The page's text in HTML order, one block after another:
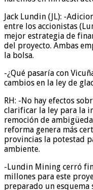
Jack Lundin (JL): -
entre los accionistas
mejor estrategia de
del proyecto. Ambas
la bolsa.
-¿Qué pasaría con
cambios en la ley de
RH: -No hay efectos
clarificar la ley para la
remoción de
reforma genera más
provincias la potestad
ambiente.
-Lundin Mining cerró
millones para este
preparado un esquema